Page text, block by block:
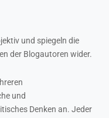
und spiegeln die
der Blogautoren wider.
und
Denken an. Jeder